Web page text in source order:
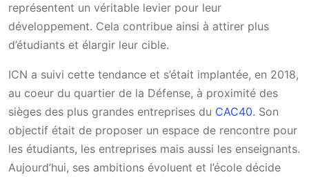
représentent un véritable levier pour leur
développement. Cela contribue ainsi à attirer plus
d’étudiants et élargir leur cible.
ICN a suivi cette tendance et s’était implantée, en 2018,
au coeur du quartier de la Défense, à proximité des
sièges des plus grandes entreprises du CAC40. Son
objectif était de proposer un espace de rencontre pour
les étudiants, les entreprises mais aussi les enseignants.
Aujourd’hui, ses ambitions évoluent et l’école décide